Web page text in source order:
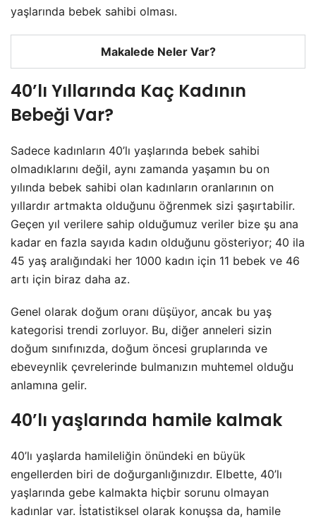
yaşlarında bebek sahibi olması.
Makalede Neler Var?
40’lı Yıllarında Kaç Kadının
Bebeği Var?
Sadece kadınların 40’lı yaşlarında bebek sahibi
olmadıklarını değil, aynı zamanda yaşamın bu on
yılında bebek sahibi olan kadınların oranlarının on
yıllardır artmakta olduğunu öğrenmek sizi şaşırtabilir.
Geçen yıl verilere sahip olduğumuz veriler bize şu ana
kadar en fazla sayıda kadın olduğunu gösteriyor; 40 ila
45 yaş aralığındaki her 1000 kadın için 11 bebek ve 46
artı için biraz daha az.
Genel olarak doğum oranı düşüyor, ancak bu yaş
kategorisi trendi zorluyor. Bu, diğer anneleri sizin
doğum sınıfınızda, doğum öncesi gruplarında ve
ebeveynlik çevrelerinde bulmanızın muhtemel olduğu
anlamına gelir.
40’lı yaşlarında hamile kalmak
40’lı yaşlarda hamileliğin önündeki en büyük
engellerden biri de doğurganlığınızdır. Elbette, 40’lı
yaşlarında gebe kalmakta hiçbir sorunu olmayan
kadınlar var. İstatistiksel olarak konuşsa da, hamile